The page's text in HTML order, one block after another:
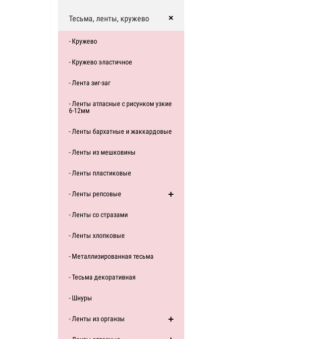
Тесьма, ленты, кружево
- Кружево
- Кружево эластичное
- Лента зиг-заг
- Ленты атласные с рисунком узкие
6-12мм
- Ленты бархатные и жаккардовые
- Ленты из мешковины
- Ленты пластиковые
- Ленты репсовые
- Ленты со стразами
- Ленты хлопковые
- Металлизированная тесьма
- Тесьма декоративная
- Шнуры
- Ленты из органзы